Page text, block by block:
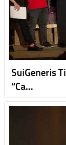
SuiGeneris
“Ca…